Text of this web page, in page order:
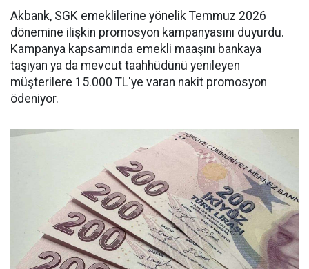
Akbank, SGK emeklilerine yönelik Temmuz 2026
dönemine ilişkin promosyon kampanyasını duyurdu.
Kampanya kapsamında emekli maaşını bankaya
taşıyan ya da mevcut taahhüdünü yenileyen
müşterilere 15.000 TL'ye varan nakit promosyon
ödeniyor.